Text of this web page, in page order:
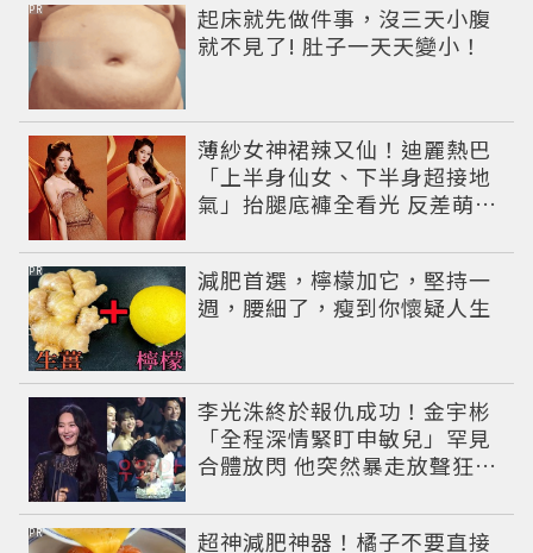
起床就先做件事，沒三天小腹
就不見了! 肚子一天天變小！
PR
薄紗女神裙辣又仙！迪麗熱巴
「上半身仙女、下半身超接地
氣」抬腿底褲全看光 反差萌穿
減肥首選，檸檬加它，堅持一
週，腰細了，瘦到你懷疑人生
PR
李光洙終於報仇成功！金宇彬
「全程深情緊盯申敏兒」罕見
合體放閃 他突然暴走放聲狂吼
超神減肥神器！橘子不要直接
PR